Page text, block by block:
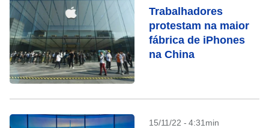
Trabalhadores
protestam na maior
fábrica de iPhones
na China
15/11/22 - 4:31min